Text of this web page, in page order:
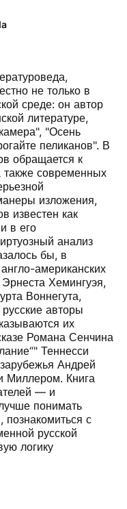
не только в
среде: он автор
литературе,
"Осень
пеликанов". В
обращается к
также современных
изложения,
известен как
в его
анализ
бы, в
американских
Хемингуэя,
Воннегута,
авторы
их
Романа Сенчина
Теннесси
Андрей
Миллером. Книга
— и
понимать
познакомиться с
русской
логику